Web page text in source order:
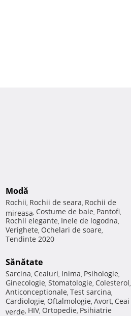
Modă
Rochii, Rochii de seara, Rochii de
mireasa, Costume de baie, Pantofi,
Rochii elegante, Inele de logodna,
Verighete, Ochelari de soare,
Tendinte 2020
Sănătate
Sarcina, Ceaiuri, Inima, Psihologie,
Ginecologie, Stomatologie, Colesterol,
Anticonceptionale, Test sarcina,
Cardiologie, Oftalmologie, Avort, Ceai
verde, HIV, Ortopedie, Psihiatrie